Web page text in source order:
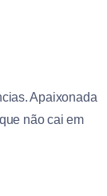
Apaixonada
não cai em